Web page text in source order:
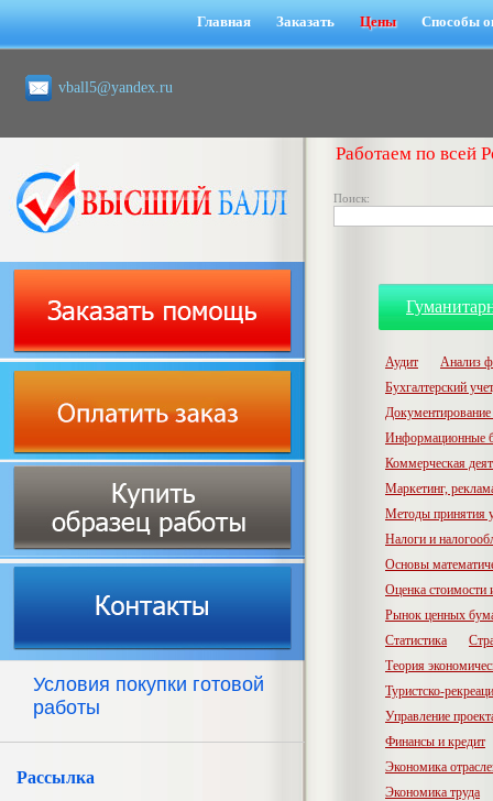
Главная Заказать Цены Способы
vball5@yandex.ru
Работаем по всей
Поиск:
Условия покупки готовой
работы
Рассылка
Аудит
Анализ
Бухгалтерский
Документирование
Информационные
Коммерческая
Маркетинг,
Методы принятия
Налоги и
Основы
Оценка стоимости
Рынок ценных
Статистика
Теория
Туристско-
Управление
Финансы и кредит
Экономика
Экономика труда